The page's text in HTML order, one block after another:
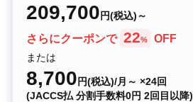
209,700 円(税込)～
さらにクーポンで 22% OFF
または
8,700 円(税込)/月～ ×24回
(JACCS払 分割手数料0円 2回目以降)